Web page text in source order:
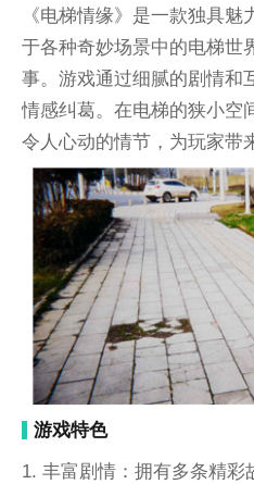
《电梯情缘》是一款独具
于各种奇妙场景中的电梯世
事。游戏通过细腻的剧情和
情感纠葛。在电梯的狭小空
令人心动的情节，为玩家带
游戏特色
1. 丰富剧情：拥有多条精